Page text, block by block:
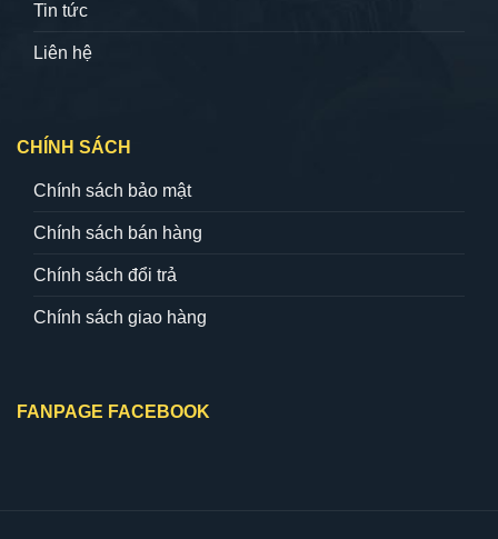
Tin tức
Liên hệ
CHÍNH SÁCH
Chính sách bảo mật
Chính sách bán hàng
Chính sách đổi trả
Chính sách giao hàng
FANPAGE FACEBOOK